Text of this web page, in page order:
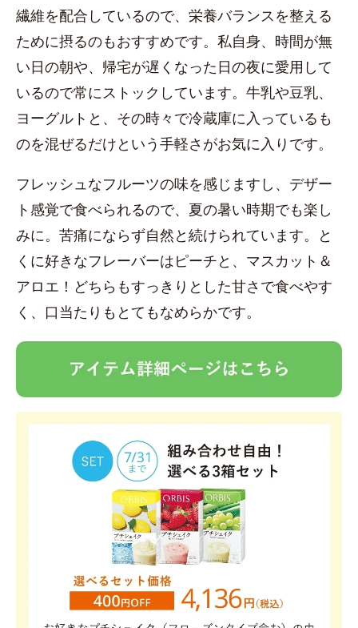
繊維を配合しているので、栄養バランスを整える
ために摂るのもおすすめです。私自身、時間が無
い日の朝や、帰宅が遅くなった日の夜に愛用して
いるので常にストックしています。牛乳や豆乳、
ヨーグルトと、その時々で冷蔵庫に入っているも
のを混ぜるだけという手軽さがお気に入りです。
フレッシュなフルーツの味を感じますし、デザー
ト感覚で食べられるので、夏の暑い時期でも楽し
みに。苦痛にならず自然と続けられています。と
くに好きなフレーバーはピーチと、マスカット＆
アロエ！どちらもすっきりとした甘さで食べやす
く、口当たりもとてもなめらかです。